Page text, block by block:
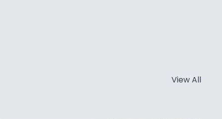
View All